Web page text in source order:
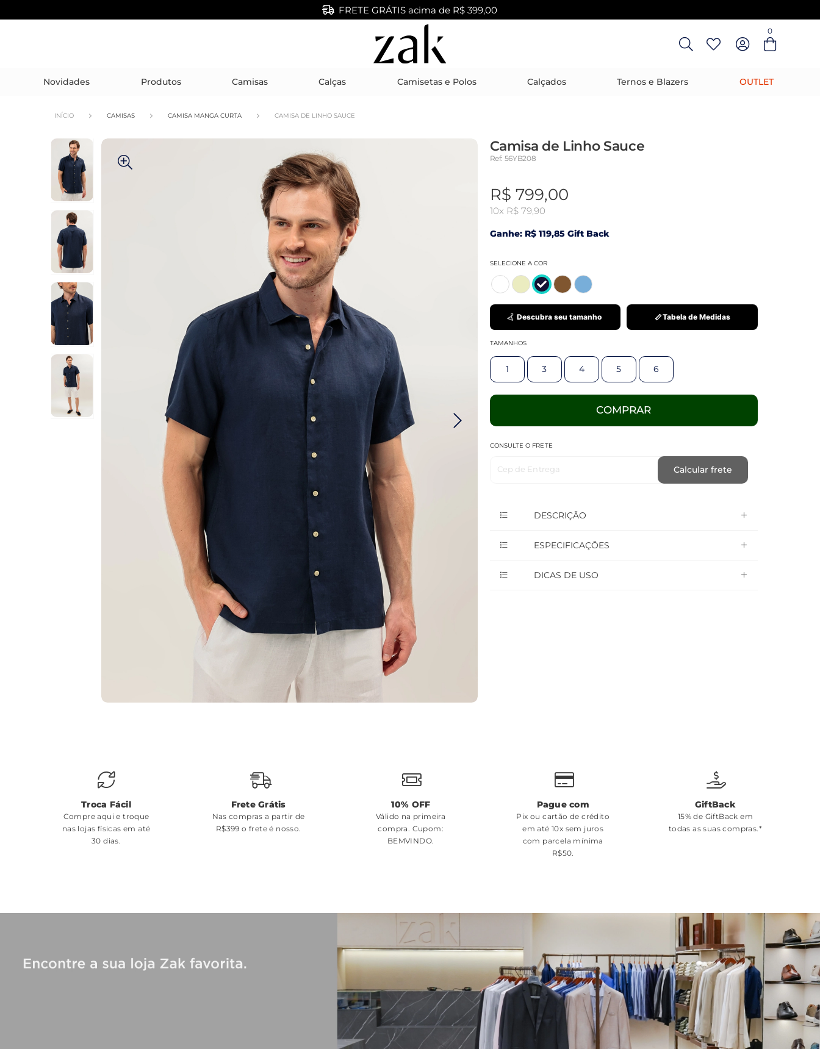
Entre com email ou cpf/cnpj
FRETE GRÁTIS acima de R$ 399,00
0
Novidades Produtos Camisas Calças Camisetas e Polos Calçados Ternos e Blazers OUTLET
INÍCIO CAMISAS CAMISA MANGA CURTA CAMISA DE LINHO SAUCE
Camisa de Linho Sauce
Ref: 56YB208
R$ 799,00
10x R$ 79,90
Ganhe: R$ 119,85 Gift Back
SELECIONE A COR
Descubra seu tamanho Tabela de Medidas
TAMANHOS
1 3 4 5 6
COMPRAR
CONSULTE O FRETE
Cep de Entrega Calcular frete
DESCRIÇÃO
ESPECIFICAÇÕES
DICAS DE USO
Troca Fácil
Compre aqui e troque
nas lojas físicas em até
30 dias.
Frete Grátis
Nas compras a partir de
R$399 o frete é nosso.
10% OFF
Válido na primeira
compra. Cupom:
BEMVINDO.
Pague com
Pix ou cartão de crédito
em até 10x sem juros
com parcela mínima
R$50.
GiftBack
15% de GiftBack em
todas as suas compras.*